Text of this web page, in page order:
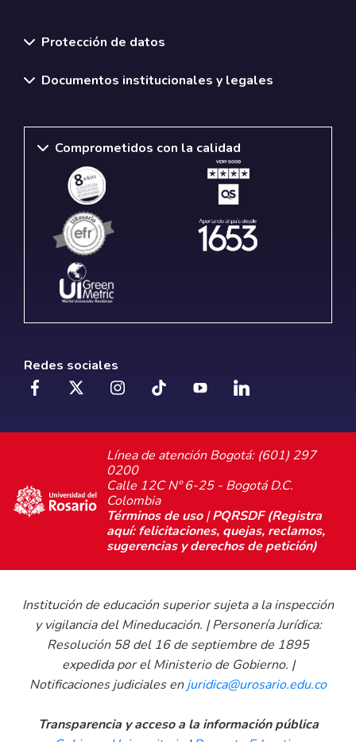
Protección de datos
Documentos institucionales y legales
Comprometidos con la calidad
Redes sociales
Línea de atención Bogotá: (601) 297
0200
Calle 12C Nº 6-25 - Bogotá D.C.
Colombia
Términos de uso|PQRSDF (Registra
aquí: felicitaciones, quejas, reclamos,
sugerencias y derechos de petición)
Institución de educación superior sujeta a la inspección
y vigilancia del Mineducación. | Personería Jurídica:
Resolución 58 del 16 de septiembre de 1895
expedida por el Ministerio de Gobierno. |
Notificaciones judiciales enjuridica@urosario.edu.co
Transparencia y acceso a la información pública